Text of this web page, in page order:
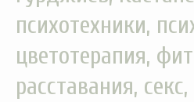
психотехники,
цветотерапия,
расставания,